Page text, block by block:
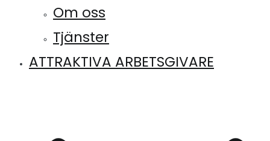
Om oss
Tjänster
ATTRAKTIVA ARBETSGIVARE